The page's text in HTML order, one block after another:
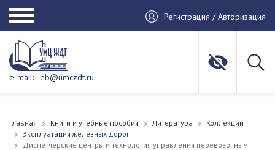
Регистрация / Авторизация
e-mail: eb@umczdt.ru
Главная Книги и учебные пособия Литература
Коллекции
Эксплуатация железных дорог
Диспетчерские центры и технология управления перевозочным